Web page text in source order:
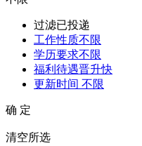
过滤已投递
工作性质不限
学历要求不限
福利待遇晋升快
更新时间 不限
确 定
清空所选